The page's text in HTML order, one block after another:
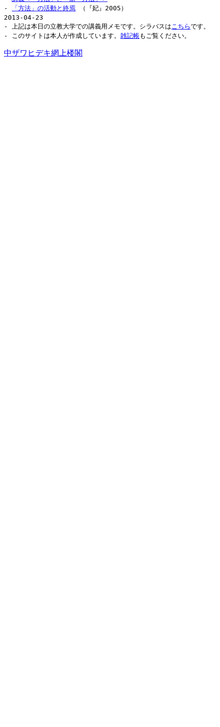
-
「方法」の活動と終焉 （『妃』2005）
2013-04-23
- 上記は本日の立教大学での講義用メモです。シラバスは こちらです。
- このサイトは本人が作成しています。 雑記帳もご覧ください。
中ザワヒデキ網上楼閣